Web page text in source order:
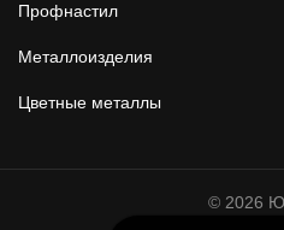
Профнастил
Металлоизделия
Цветные металлы
© 2026